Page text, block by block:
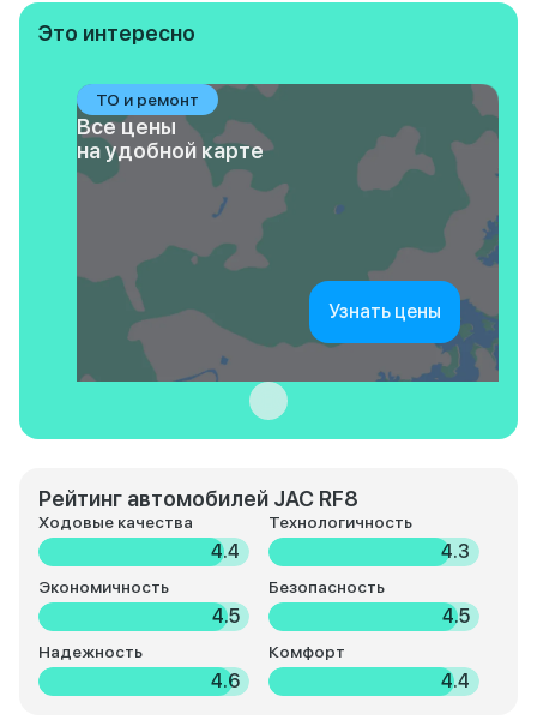
Это интересно
ТО и ремонт
Все цены
на удобной карте
Узнать цены
Рейтинг автомобилей JAC RF8
Ходовые качества
4.4
Технологичность
4.3
Экономичность
4.5
Безопасность
4.5
Надежность
4.6
Комфорт
4.4